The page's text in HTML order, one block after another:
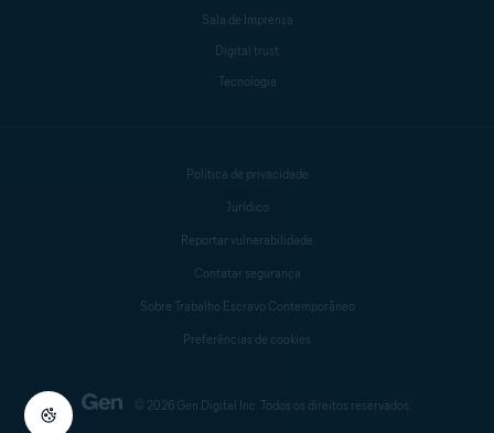
Sala de Imprensa
Digital trust
Tecnologia
© 2026 Gen Digital Inc. Todos os direitos reservados.
Política de privacidade
Jurídico
Reportar vulnerabilidade
Contatar segurança
Sobre Trabalho Escravo Contemporâneo
Preferências de cookies